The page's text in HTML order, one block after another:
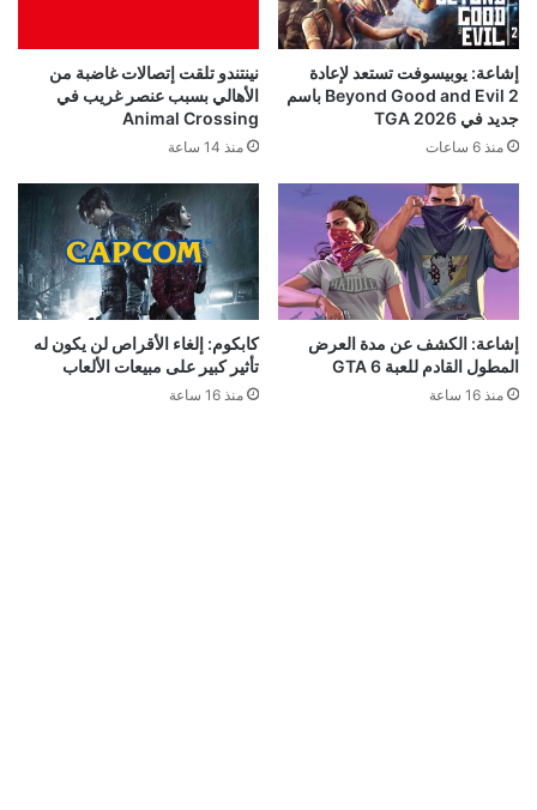
إشاعة: يوبيسوفت تستعد لإعادة
Beyond Good and Evil 2 باسم
جديد في TGA 2026
منذ 6 ساعات
نينتندو تلقت إتصالات غاضبة من
الأهالي بسبب عنصر غريب في
Animal Crossing
منذ 14 ساعة
إشاعة: الكشف عن مدة العرض
المطول القادم للعبة GTA 6
منذ 16 ساعة
كابكوم: إلغاء الأقراص لن يكون له
تأثير كبير على مبيعات الألعاب
منذ 16 ساعة